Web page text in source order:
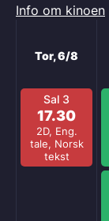
Info om kinoen
Tor, 6/8
Sal 3
17.30
2D, Eng.
tale, Norsk
tekst